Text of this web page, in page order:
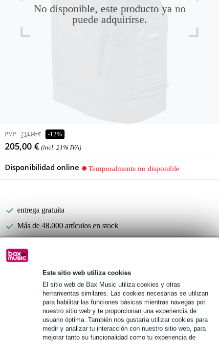
Este sitio web utiliza cookies
El sitio web de Bax Music utiliza cookies y otras
herramientas similares. Las cookies necesarias se utilizan
para habilitar las funciones básicas mientras navegas por
nuestro sitio web y te proporcionan una experiencia de
usuario óptima. También nos gustaría utilizar cookies para
medir y analizar tu interacción con nuestro sitio web, para
mejorar tanto su funcionalidad como tu experiencia de
No disponible, este producto ya no
puede adquirirse.
PVP 234,00 € -12%
205,00 € (incl. 21% IVA)
Disponibilidad online Temporalmente no disponible
entrega gratuita
Más de 48.000 artículos en stock
Información del producto
Especificaciones completas
Véase también (4)